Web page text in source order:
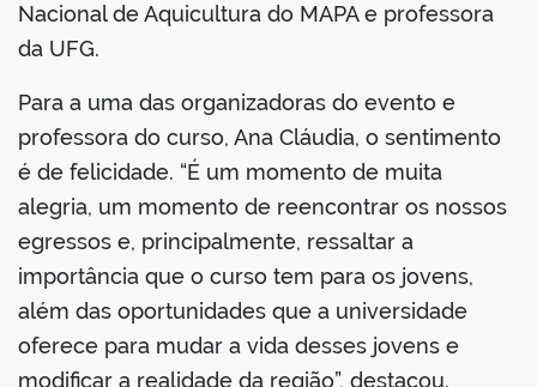
Nacional de Aquicultura do MAPA e professora
da UFG.
Para a uma das organizadoras do evento e
professora do curso, Ana Cláudia, o sentimento
é de felicidade. “É um momento de muita
alegria, um momento de reencontrar os nossos
egressos e, principalmente, ressaltar a
importância que o curso tem para os jovens,
além das oportunidades que a universidade
oferece para mudar a vida desses jovens e
modificar a realidade da região”, destacou.